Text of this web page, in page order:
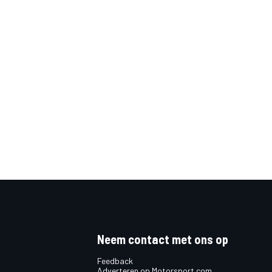
Neem contact met ons op
Feedback